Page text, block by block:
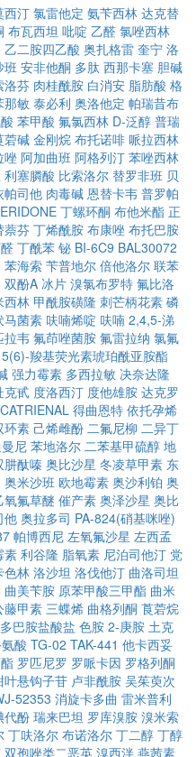
西汀 氯雷他定 氨苄西林 达克替
布瓦西坦 吡啶 乙醛 氯唑西林
乙二胺四乙酸 奥扎格雷 奎宁 洛
班 安非他酮 多肽 西那卡塞 胆碱
洛芬 肉桂酰胺 白消安 脂肪酸 格
那敏 泰必利 奥洛他定 帕瑞昔布
苯甲酸 氟氯西林 D-泛醇 普瑞
菪碱 金刚烷 布托诺啡 哌拉西林
唑 阿加曲班 阿格列汀 苯唑西林
利塞膦酸 比索洛尔 替罗非班 贝
帕司他 肉毒碱 恩替卡韦 普罗帕
丁螺环酮 布他米酯 正
萘芬 丁烯酰胺 布康唑 布托巴胺
丁酰苯 铋 BI-6C9 BAL30072
苯海索 苄普地尔 倍他洛尔 联苯
双酚A 冰片 溴氯布罗特 氟比洛
西林 甲酰胺磺隆 刺芒柄花素 磷
马菌素 呋喃烯啶 呋喃 2,4,5-涕
拉韦 氟茚唑菌胺 氟雷拉纳 氯氟
5(6)-羧基荧光素琥珀酰亚胺酯
强力霉素 多西拉敏 决奈达隆
克甙 度洛西汀 度他雄胺 达克罗
得曲恩特 依托孕烯
环素 己烯雌酚 二氟尼柳 二异丁
尼 苯地洛尔 二苯基甲硫醇 地
肼酞嗪 奥比沙星 冬凌草甲素 东
奥米沙班 欧地霉素 奥沙利铂 奥
氧氟草醚 催产素 奥泽沙星 奥比
他 奥拉多司 PA-824(硝基咪唑)
帕博西尼 左氧氟沙星 左西孟
素 利谷隆 脂氧素 尼泊司他汀 党
色林 洛沙坦 洛伐他汀 曲洛司坦
曲美苄胺 原苯甲酸三甲酯 曲米
藤甲素 三蝶烯 曲格列酮 莨菪烷
巴胺盐酸盐 色胺 2-庚胺 土克
酸 TG-02 TAK-441 他卡西妥
罗匹尼罗 罗哌卡因 罗格列酮
叶悬钩子苷 卢非酰胺 吴茱萸次
52353 消旋卡多曲 雷米普利
代酚 瑞来巴坦 罗库溴胺 溴米索
丁呋洛尔 布诺洛尔 丁二醇 丁醇
双孢唑类二恶英 溴西泮 燕茜素